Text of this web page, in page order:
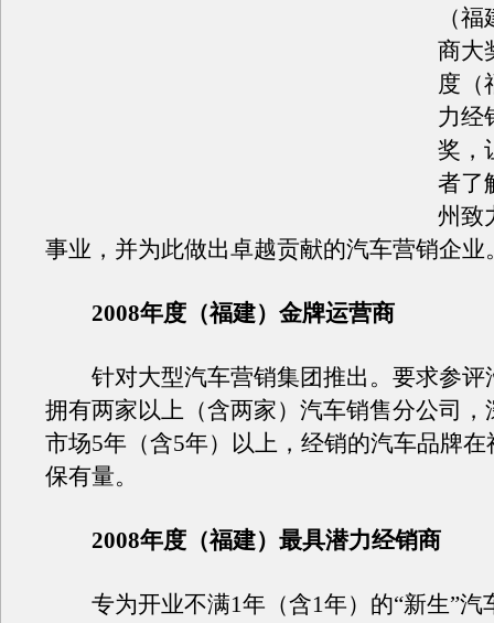
（
商大
度（
力经
奖，
者了
州致
事业，并为此做出卓越贡献的汽车营销企业
2008年度（福建）金牌运营商
针对大型汽车营销集团推出。要求参评
拥有两家以上（含两家）汽车销售分公司，
市场5年（含5年）以上，经销的汽车品牌
保有量。
2008年度（福建）最具潜力经销商
专为开业不满1年（含1年）的“新生”汽